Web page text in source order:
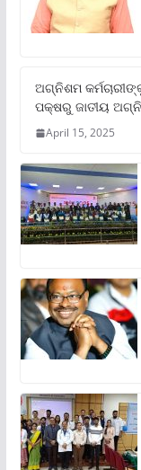
ଅଗ୍ନିଶମ
ପକ୍ଷରୁ ଜାତୀୟ
April 15, 2025